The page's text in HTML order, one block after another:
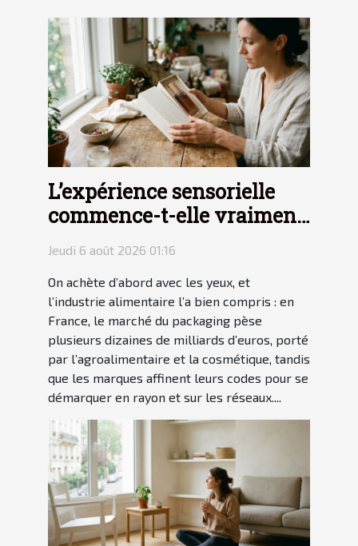
L’expérience sensorielle
commence-t-elle vraiment
avec le packaging ?
Jeudi 6 août 2026 01:16
On achète d’abord avec les yeux, et
l’industrie alimentaire l’a bien compris : en
France, le marché du packaging pèse
plusieurs dizaines de milliards d’euros, porté
par l’agroalimentaire et la cosmétique, tandis
que les marques affinent leurs codes pour se
démarquer en rayon et sur les réseaux....